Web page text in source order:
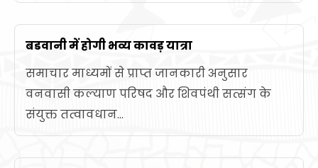
बडवानी में होगी भव्य कावड़ यात्रा
समाचार माध्यमों से प्राप्त जानकारी अनुसार
वनवासी कल्याण परिषद और शिवपंथी सत्संग के
संयुक्त तत्वावधान...